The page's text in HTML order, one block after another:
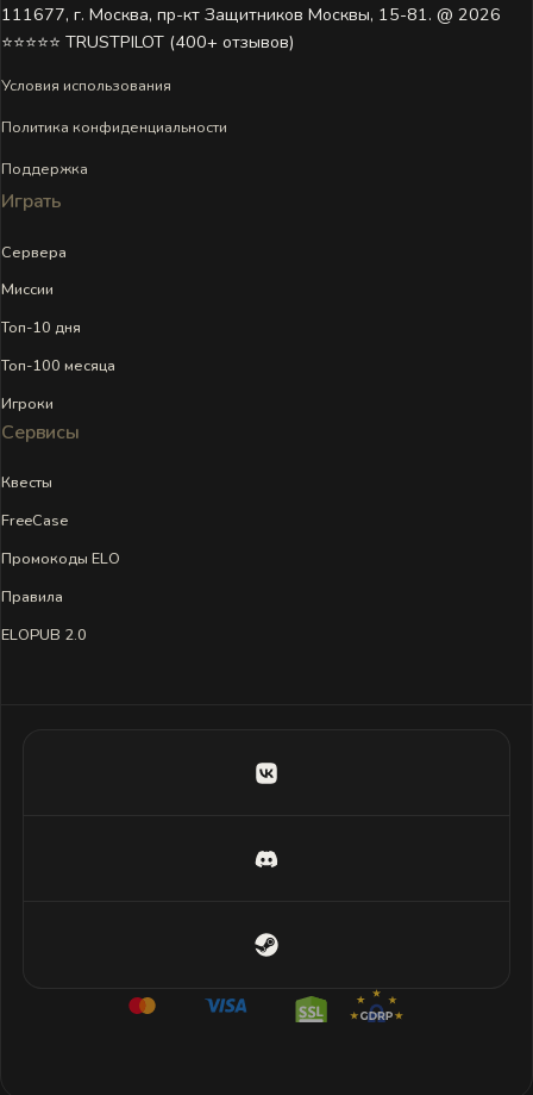
111677, г. Москва, пр-кт Защитников Москвы, 15-81. @ 2026 ㅤ
⭐⭐⭐⭐⭐ TRUSTPILOT (400+ отзывов)
Условия использования
Политика конфиденциальности
Поддержка
Играть
Сервера
Миссии
Топ-10 дня
Топ-100 месяца
Игроки
Сервисы
Квесты
FreeCase
Промокоды ELO
Правила
ELOPUB 2.0